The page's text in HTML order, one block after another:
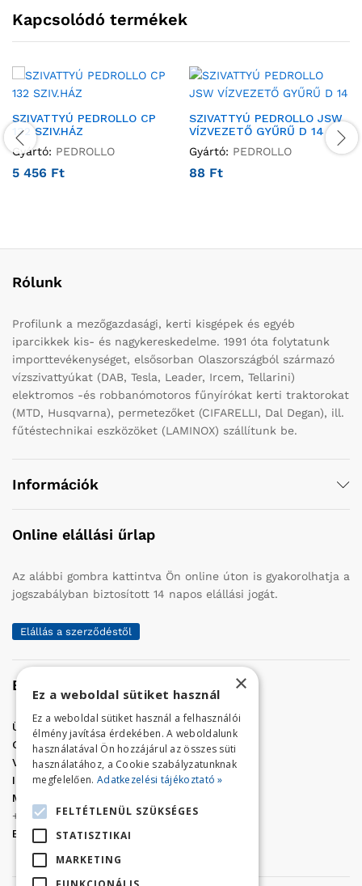
Kapcsolódó termékek
SZIVATTYÚ PEDROLLO CP
132 SZIV.HÁZ
Gyártó: PEDROLLO
5 456 Ft
SZIVATTYÚ PEDROLLO JSW
VÍZVEZETŐ GYŰRŰ D 14
Gyártó: PEDROLLO
88 Ft
Rólunk
Profilunk a mezőgazdasági, kerti kisgépek és egyéb
iparcikkek kis- és nagykereskedelme. 1991 óta folytatunk
importtevékenységet, elsősorban Olaszországból származó
vízszivattyúkat (DAB, Tesla, Leader, Ircem, Tellarini)
elektromos -és robbanómotoros fűnyírókat kerti traktorokat
(MTD, Husqvarna), permetezőket (CIFARELLI, Dal Degan), ill.
fűtéstechnikai eszközöket (LAMINOX) szállítunk be.
Információk
Online elállási űrlap
Az alábbi gombra kattintva Ön online úton is gyakorolhatja a
jogszabályban biztosított 14 napos elállási jogát.
Elállás a szerződéstől
Elérhetőség
Üzletünk címe:
Szolnok, Vércse út 17.
Golf Center Áruház:06 (56) 423-324
VÁR-Kert Áruház: 06 (56) 429-771
Iroda:06 (56) 421-857
Megrendelés, termék információ:
+36 (70) 938-3356
E-mail:
golfaruhaz@gmail.com
×
Ez a weboldal sütiket használ
Ez a weboldal sütiket használ a felhasználói
élmény javítása érdekében. A weboldalunk
használatával Ön hozzájárul az összes süti
használatához, a Cookie szabályzatunknak
megfelelően. Adatkezelési tájékoztató »
FELTÉTLENÜL SZÜKSÉGES
STATISZTIKAI
MARKETING